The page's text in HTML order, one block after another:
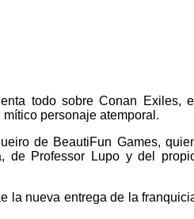
todo sobre Conan Exiles,
personaje atemporal.
de BeautiFun Games,
de Professor Lupo y del
la nueva entrega de la